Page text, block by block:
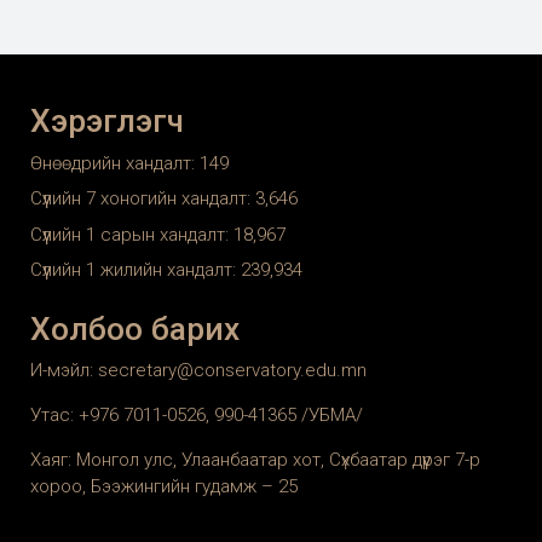
Хэрэглэгч
Өнөөдрийн хандалт: 149
Сүүлийн 7 хоногийн хандалт: 3,646
Сүүлийн 1 сарын хандалт: 18,967
Сүүлийн 1 жилийн хандалт: 239,934
Холбоо барих
И-мэйл: secretary@conservatory.edu.mn
Утас: +976 7011-0526, 990-41365 /УБМА/
Хаяг: Монгол улс, Улаанбаатар хот, Сүхбаатар дүүрэг 7-р
хороо, Бээжингийн гудамж – 25